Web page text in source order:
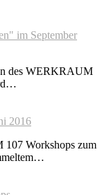
im September
des WERKRAUM
2016
Workshops zum